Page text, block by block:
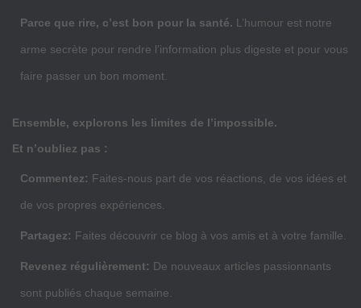
Parce que rire, c’est bon pour la santé. L’humour est notre
arme secrète pour rendre l’information plus digeste et pour vous
faire passer un bon moment.
Ensemble, explorons les limites de l’impossible.
Et n’oubliez pas :
Commentez: Faites-nous part de vos réactions, de vos idées et
de vos propres expériences.
Partagez: Faites découvrir ce blog à vos amis et à votre famille.
Revenez régulièrement: De nouveaux articles passionnants
sont publiés chaque semaine.